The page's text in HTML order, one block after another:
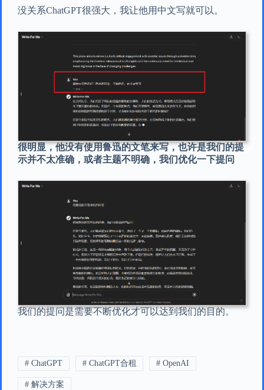
没关系ChatGPT很强大，我让他用中文写就可以。
很明显，他没有使用鲁迅的文笔来写，也许是我们的提
示并不太准确，或者主题不明确，我们优化一下提问
我们的提问是需要不断优化才可以达到我们的目的。
# ChatGPT # ChatGPT合租 # OpenAI
# 解决方案